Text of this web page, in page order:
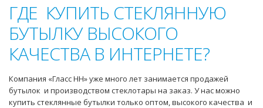
ГДЕ КУПИТЬ СТЕКЛЯННУЮ
БУТЫЛКУ ВЫСОКОГО
КАЧЕСТВА В ИНТЕРНЕТЕ?
Компания «Гласс НН» уже много лет занимается продажей
бутылок и производством стеклотары на заказ. У нас можно
купить стеклянные бутылки только оптом, высокого качества и